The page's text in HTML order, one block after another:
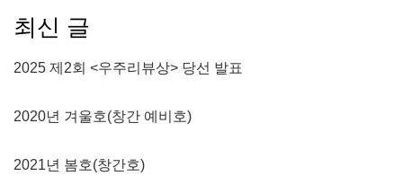
최신 글
2025 제2회 <우주리뷰상> 당선 발표
2020년 겨울호(창간 예비호)
2021년 봄호(창간호)